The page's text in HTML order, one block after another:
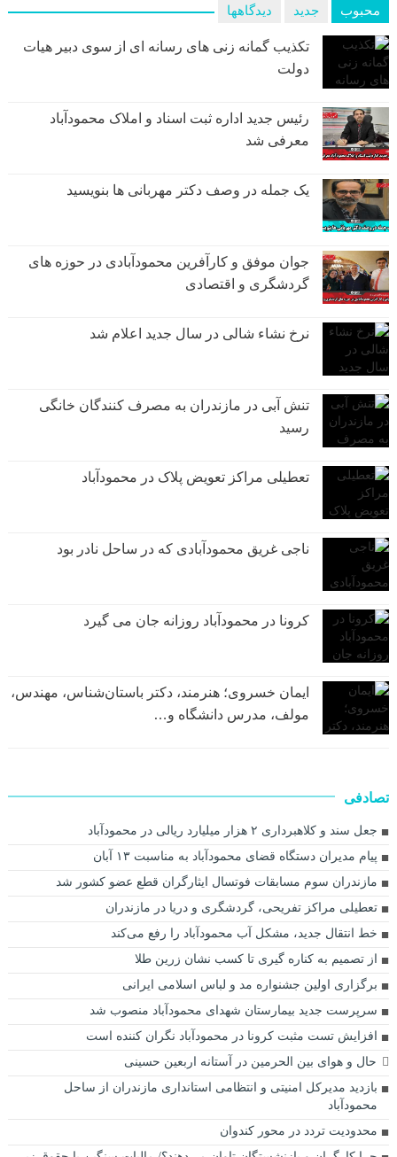
محبوب جدید دیدگاهها
تکذیب گمانه زنی های رسانه ای از سوی دبیر هیات
دولت
رئیس جدید اداره ثبت اسناد و املاک محمودآباد
معرفی شد
یک جمله در وصف دکتر مهربانی ها بنویسید
جوان موفق و کارآفرین محمودآبادی در حوزه های
گردشگری و اقتصادی
نرخ نشاء شالی در سال جدید اعلام شد
تنش آبی در مازندران به مصرف كنندگان خانگی
رسيد
تعطیلی مراکز تعویض پلاک در محمودآباد
ناجی غریق محمودآبادی که در ساحل نادر بود
کرونا در محمودآباد روزانه جان می گیرد
ایمان خسروی؛ هنرمند، دکتر باستان‌شناس، مهندس،
مولف، مدرس دانشگاه و…
تصادفی
جعل سند و کلاهبرداری ۲ هزار میلیارد ریالی در محمودآباد
پیام مدیران دستگاه قضای محمودآباد به مناسبت ۱۳ آبان
مازندران سوم مسابقات فوتسال ایثارگران قطع عضو کشور شد
تعطیلی مراکز تفریحی، گردشگری و دریا در مازندران
خط انتقال جدید، مشکل آب محمودآباد را رفع می‌کند
از تصمیم به کناره گیری تا کسب نشان زرین طلا
برگزاری اولین جشنواره مد و لباس اسلامی ایرانی
سرپرست جدید بیمارستان شهدای محمودآباد منصوب شد
افزایش تست مثبت کرونا در محمودآباد نگران کننده است
حال و هوای بین الحرمین در آستانه اربعین حسینی
بازدید مدیرکل امنیتی و انتظامی استانداری مازندران از ساحل
محمودآباد
محدودیت تردد در محور کندوان